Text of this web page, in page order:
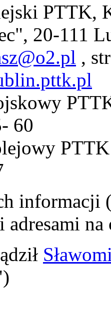
PTTK,
20-111
,
60
informacji
adresami